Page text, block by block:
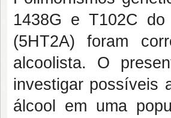
1438G e T102C
(5HT2A) foram
alcoolista. O
investigar possíveis
álcool em uma